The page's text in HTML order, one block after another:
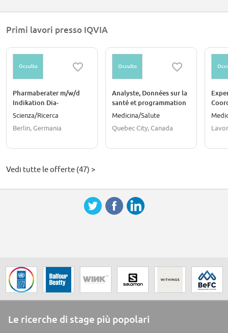
Primi lavori presso IQVIA
Occulto
Pharmaberater m/w/d
Indikation Dia-
Schwerpunkt und
Scienza/Ricerca
Berlin, Germania
Occulto
Analyste, Données sur la
santé et programmation
statistique/ Analyst,
Programming
Medicina/Salute
Quebec City, Canada
Vedi tutte le offerte (47) >
Le ricerche di stage più popolari